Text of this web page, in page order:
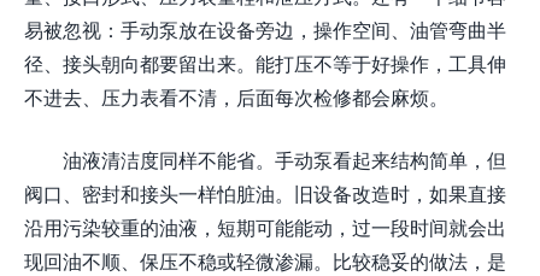
易被忽视：手动泵放在设备旁边，操作空间、油管弯曲半
径、接头朝向都要留出来。能打压不等于好操作，工具伸
不进去、压力表看不清，后面每次检修都会麻烦。
油液清洁度同样不能省。手动泵看起来结构简单，但
阀口、密封和接头一样怕脏油。旧设备改造时，如果直接
沿用污染较重的油液，短期可能能动，过一段时间就会出
现回油不顺、保压不稳或轻微渗漏。比较稳妥的做法，是